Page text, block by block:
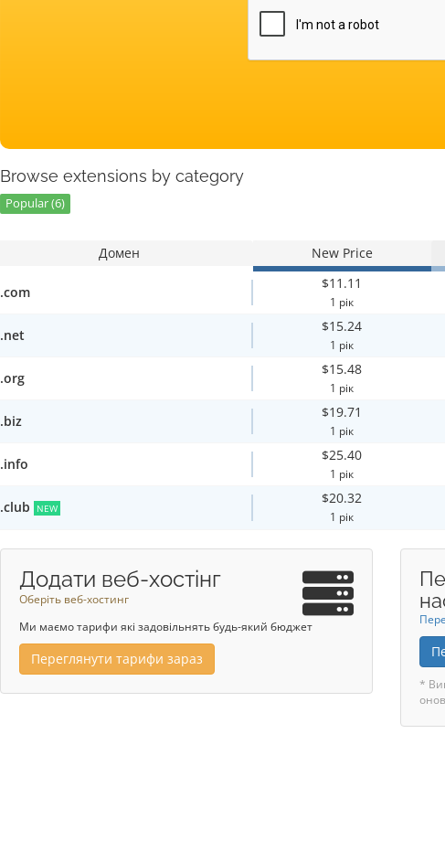
Browse extensions by category
Popular (6)
Домен New Price
.com
$11.11
1 рік
.net
$15.24
1 рік
.org
$15.48
1 рік
.biz
$19.71
1 рік
.info
$25.40
1 рік
.club NEW
$20.32
1 рік
Додати веб-хостінг
Оберіть веб-хостинг
Ми маємо тарифи які задовільнять будь-який бюджет
Переглянути тарифи зараз
*